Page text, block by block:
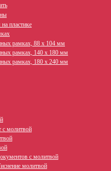
пластике
рамках, 88 х 104 мм
рамках, 140 х 180 мм
рамках, 180 х 240 мм
с молитвой
с молитвой
молитвой